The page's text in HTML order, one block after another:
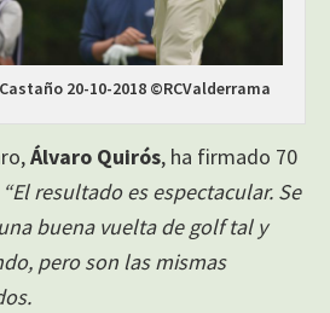
20-10-2018 ©RCValderrama
Álvaro Quirós, ha firmado 70
“El resultado es espectacular. Se
buena vuelta de golf tal y
pero son las mismas